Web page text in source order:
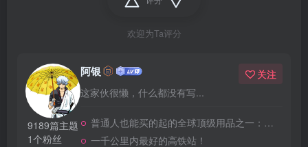
欢迎为Ta评分
9189篇主题
1个粉丝
阿银
这家伙很懒，什么都没有写...
关注
普通人也能买的起的全球顶级用品之一：WD-40润滑除锈剂！
一千公里内最好的高铁站！